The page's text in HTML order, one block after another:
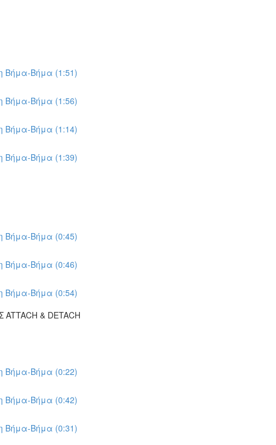
Βήμα-Βήμα (1:51)
Βήμα-Βήμα (1:56)
Βήμα-Βήμα (1:14)
Βήμα-Βήμα (1:39)
Βήμα-Βήμα (0:45)
Βήμα-Βήμα (0:46)
Βήμα-Βήμα (0:54)
& DETACH
Βήμα-Βήμα (0:22)
Βήμα-Βήμα (0:42)
Βήμα-Βήμα (0:31)